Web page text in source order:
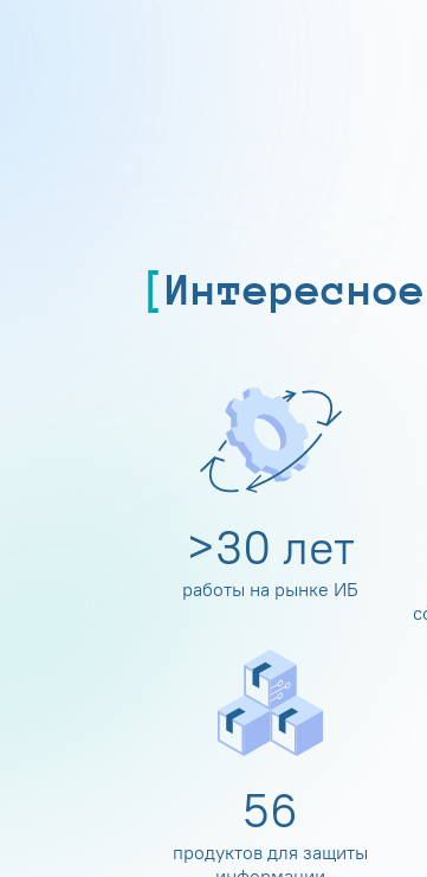
>30 лет
работы на рынке ИБ
60
продуктов для защиты